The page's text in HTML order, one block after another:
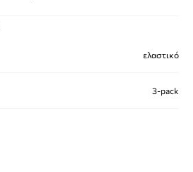
ελαστικό
3-pack